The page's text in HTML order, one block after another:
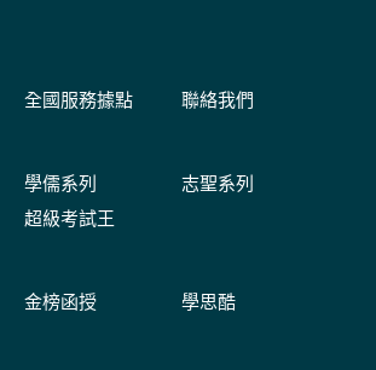
全國服務據點 聯絡我們
學儒系列
志聖系列
超級考試王
金榜函授 學思酷